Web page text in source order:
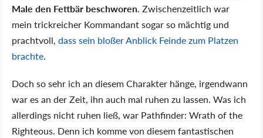
Male den Fettbär beschworen. Zwischenzeitlich war
mein trickreicher Kommandant sogar so mächtig und
prachtvoll, dass sein bloßer Anblick Feinde zum Platzen
brachte.
Doch so sehr ich an diesem Charakter hänge, irgendwann
war es an der Zeit, ihn auch mal ruhen zu lassen. Was ich
allerdings nicht ruhen ließ, war Pathfinder: Wrath of the
Righteous. Denn ich komme von diesem fantastischen